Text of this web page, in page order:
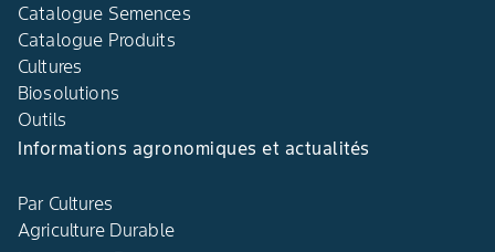
Catalogue Semences
Catalogue Produits
Cultures
Biosolutions
Outils
Informations agronomiques et actualités
Par Cultures
Agriculture Durable